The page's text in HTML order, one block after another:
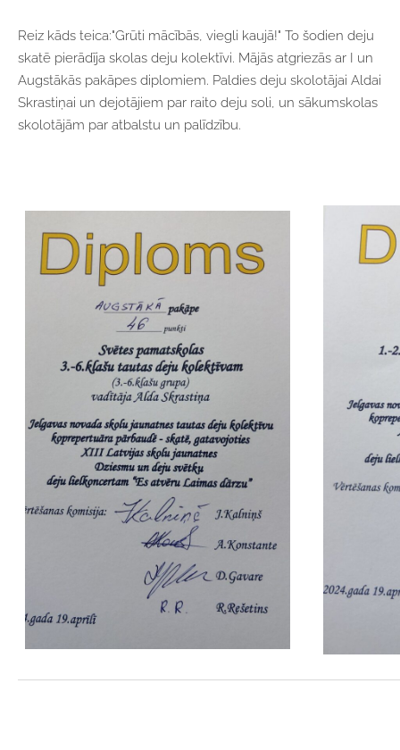
Reiz kāds teica:"Grūti mācībās, viegli kaujā!" To šodien deju
skatē pierādīja skolas deju kolektīvi. Mājās atgriezās ar I un
Augstākās pakāpes diplomiem. Paldies deju skolotājai Aldai
Skrastiņai un dejotājiem par raito deju soli, un sākumskolas
skolotājām par atbalstu un palīdzību.